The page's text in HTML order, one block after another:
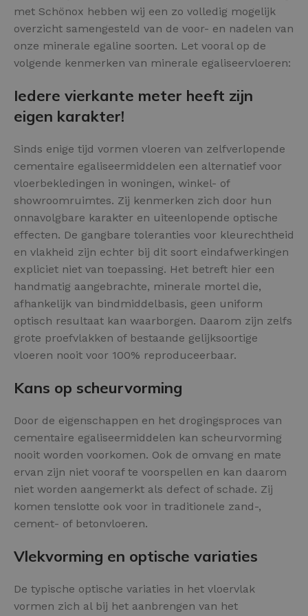
met Schönox hebben wij een zo volledig mogelijk
overzicht samengesteld van de voor- en nadelen van
onze minerale egaline soorten. Let vooral op de
volgende kenmerken van minerale egaliseervloeren:
Iedere vierkante meter heeft zijn
eigen karakter!
Sinds enige tijd vormen vloeren van zelfverlopende
cementaire egaliseermiddelen een alternatief voor
vloerbekledingen in woningen, winkel- of
showroomruimtes. Zij kenmerken zich door hun
onnavolgbare karakter en uiteenlopende optische
effecten. De gangbare toleranties voor kleurechtheid
en vlakheid zijn echter bij dit soort eindafwerkingen
expliciet niet van toepassing. Het betreft hier een
handmatig aangebrachte, minerale mortel die,
afhankelijk van bindmiddelbasis, geen uniform
optisch resultaat kan waarborgen. Daarom zijn zelfs
grote proefvlakken of bestaande gelijksoortige
vloeren nooit voor 100% reproduceerbaar.
Kans op scheurvorming
Door de eigenschappen en het drogingsproces van
cementaire egaliseermiddelen kan scheurvorming
nooit worden voorkomen. Ook de omvang en mate
ervan zijn niet vooraf te voorspellen en kan daarom
niet worden aangemerkt als defect of schade. Zij
komen tenslotte ook voor in traditionele zand-,
cement- of betonvloeren.
Vlekvorming en optische variaties
De typische optische variaties in het vloervlak
vormen zich al bij het aanbrengen van het